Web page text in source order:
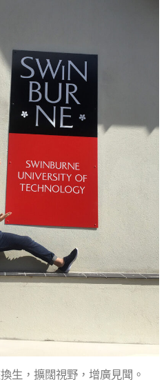
生，擴闊視野，增廣見聞。